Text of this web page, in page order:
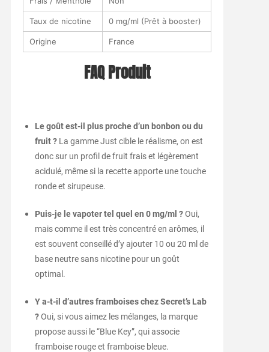
Taux de nicotine 0 mg/ml (Prêt à booster)
Origine France
FAQ Produit
Le goût est-il plus proche d’un bonbon ou du
fruit ?La gamme Just cible le réalisme, on est
donc sur un profil de fruit frais et légèrement
acidulé, même si la recette apporte une touche
ronde et sirupeuse.
Puis-je le vapoter tel quel en 0 mg/ml ?Oui,
mais comme il est très concentré en arômes, il
est souvent conseillé d’y ajouter 10 ou 20 ml de
base neutre sans nicotine pour un goût
optimal.
Y a-t-il d’autres framboises chez Secret’s Lab
?Oui, si vous aimez les mélanges, la marque
propose aussi le “Blue Key”, qui associe
framboise rouge et framboise bleue.